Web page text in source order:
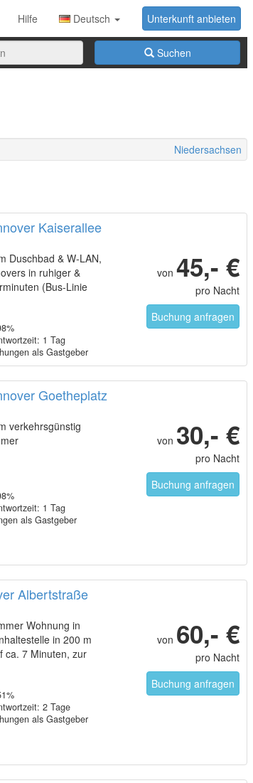
Unterkunft anbieten
Hilfe
Deutsch
Suchen
Niedersachsen
Kaiserallee
Duschbad & W-LAN,
in ruhiger &
(Bus-Linie
Anbindung zu
Hochschule,
mit BIO-
1 Tag
als Gastgeber
von 45,- €
pro Nacht
Buchung anfragen
Goetheplatz
verkehrsgünstig
1 Tag
als Gastgeber
von 30,- €
pro Nacht
Buchung anfragen
Albertstraße
Wohnung in
in 200 m
ca. 7 Minuten, zur
2 Tage
als Gastgeber
von 60,- €
pro Nacht
Buchung anfragen